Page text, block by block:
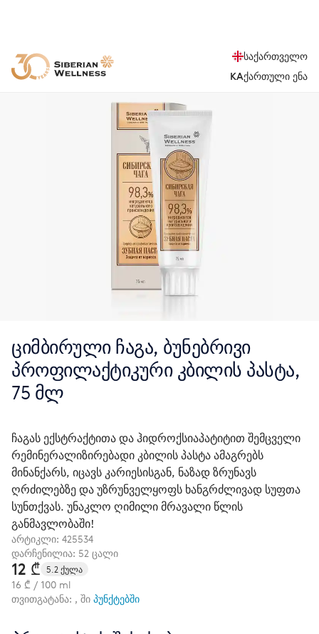
საქართველო
KAქართული ენა
ციმბირული ჩაგა, ბუნებრივი
პროფილაქტიკური კბილის პასტა,
75 მლ
ჩაგას ექსტრაქტითა და ჰიდროქსიაპატიტით შემცველი
რემინერალიზირებადი კბილის პასტა ამაგრებს
მინანქარს, იცავს კარიესისგან, ნაზად ზრუნავს
ღრძილებზე და უზრუნველყოფს ხანგრძლივად სუფთა
სუნთქვას. უნაკლო ღიმილი მრავალი წლის
განმავლობაში!
არტიკლი: 425534
დარჩენილია: 52 ცალი
12 ₾ 5.2 ქულა
16 ₾ / 100 ml
თვითგატანა: , ში პუნქტებში